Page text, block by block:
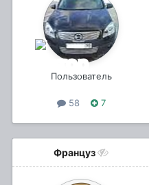
Пользователь
58 7
Француз